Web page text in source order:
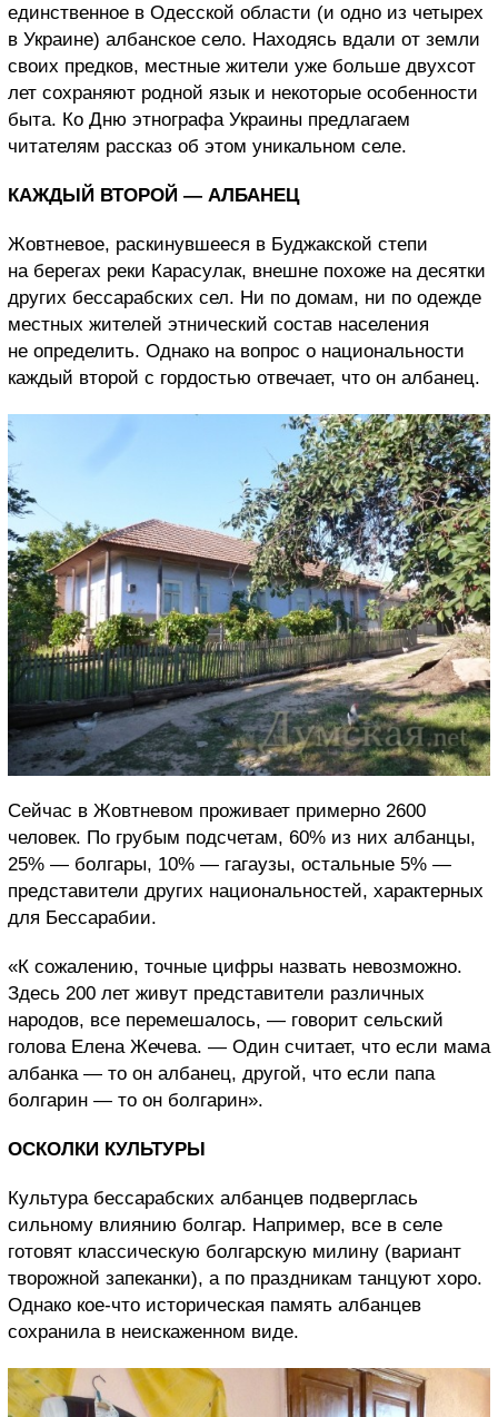
единственное в Одесской области (и одно из четырех
в Украине) албанское село. Находясь вдали от земли
своих предков, местные жители уже больше двухсот
лет сохраняют родной язык и некоторые особенности
быта. Ко Дню этнографа Украины предлагаем
читателям рассказ об этом уникальном селе.
КАЖДЫЙ ВТОРОЙ — АЛБАНЕЦ
Жовтневое, раскинувшееся в Буджакской степи
на берегах реки Карасулак, внешне похоже на десятки
других бессарабских сел. Ни по домам, ни по одежде
местных жителей этнический состав населения
не определить. Однако на вопрос о национальности
каждый второй с гордостью отвечает, что он албанец.
Сейчас в Жовтневом проживает примерно 2600
человек. По грубым подсчетам, 60% из них албанцы,
25% — болгары, 10% — гагаузы, остальные 5% —
представители других национальностей, характерных
для Бессарабии.
«К сожалению, точные цифры назвать невозможно.
Здесь 200 лет живут представители различных
народов, все перемешалось, — говорит сельский
голова Елена Жечева. — Один считает, что если мама
албанка — то он албанец, другой, что если папа
болгарин — то он болгарин».
ОСКОЛКИ КУЛЬТУРЫ
Культура бессарабских албанцев подверглась
сильному влиянию болгар. Например, все в селе
готовят классическую болгарскую милину (вариант
творожной запеканки), а по праздникам танцуют хоро.
Однако кое-что историческая память албанцев
сохранила в неискаженном виде.